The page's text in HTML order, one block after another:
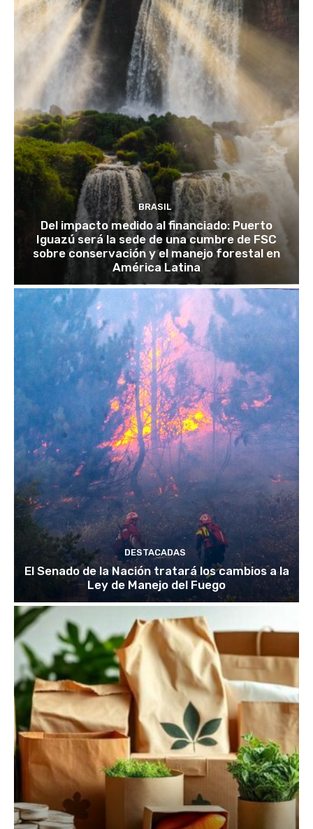
BRASIL
Del impacto medido al financiado: Puerto
Iguazú será la sede de una cumbre de FSC
sobre conservación y el manejo forestal en
América Latina
DESTACADAS
El Senado de la Nación tratará los cambios a la
Ley de Manejo del Fuego